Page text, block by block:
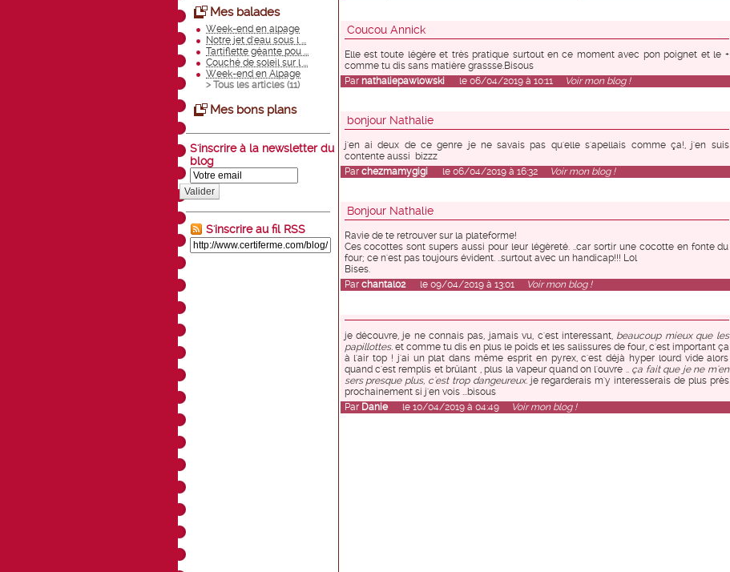
Mes balades
Week-end en alpage
Notre jet d'eau sous l ...
Tartiflette géante pou ...
Couché de soleil sur l ...
Week-end en Alpage
> Tous les articles (11)
Mes bons plans
S'inscrire à la newsletter du
blog
Valider
S'inscrire au fil RSS
Coucou Annick
Elle est toute légère et très pratique surtout en ce moment avec pon poignet et le +
comme tu dis sans matière grassse.Bisous
Par nathaliepawlowski le 06/04/2019 à 10:11 Voir mon blog !
bonjour Nathalie
j'en ai deux de ce genre je ne savais pas qu'elle s'apellais comme ça!, j'en suis
contente aussi bizzz
Par chezmamygigi le 06/04/2019 à 16:32 Voir mon blog !
Bonjour Nathalie
Ravie de te retrouver sur la plateforme!
Ces cocottes sont supers aussi pour leur légèreté. ..car sortir une cocotte en fonte du
four; ce n'est pas toujours évident. ..surtout avec un handicap!!! Lol
Bises.
Par chantal02le 09/04/2019 à 13:01 Voir mon blog !
je découvre, je ne connais pas, jamais vu, c'est interessant, beaucoup mieux que les
papillottes.et comme tu dis en plus le poids et les salissures de four, c'est important ça
à l'air top ! j'ai un plat dans même esprit en pyrex, c'est déjà hyper lourd vide alors
quand c'est remplis et brûlant , plus la vapeur quand on l'ouvre .. ça fait que je ne m'en
sers presque plus, c'est trop dangeureux.je regarderais m'y interesserais de plus près
prochainement si j'en vois ...bisous
Par Daniele 10/04/2019 à 04:49 Voir mon blog !